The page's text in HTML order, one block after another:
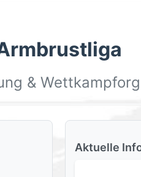
&
Aktuelle